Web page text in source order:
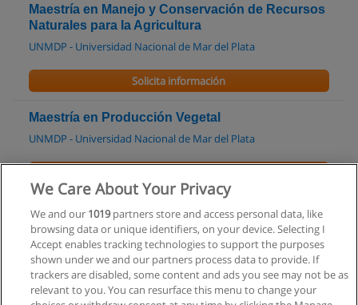
Maestría en Manejo y Conservación de Recursos
Naturales para la Agricultura
UNMDP - Universidad Nacional de Mar del Plata
Solicita información
Maestría en Producción Vegetal
UNMDP - Universidad Nacional de Mar del Plata
Especialización en Agroeconomía
UNMDP - Universidad Nacional de Mar del Plata
Solicita información
We Care About Your Privacy
We and our 1019partners store and access personal data, like
browsing data or unique identifiers, on your device. Selecting I
Accept enables tracking technologies to support the purposes
shown under we and our partners process data to provide. If
trackers are disabled, some content and ads you see may not be as
relevant to you. You can resurface this menu to change your